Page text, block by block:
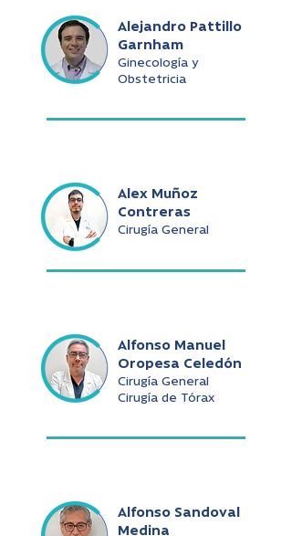
Alejandro Pattillo
Garnham
Ginecología y
Obstetricia
Alex Muñoz
Contreras
Cirugía General
Alfonso Manuel
Oropesa Celedón
Cirugía General
Cirugía de Tórax
Alfonso Sandoval
Medina